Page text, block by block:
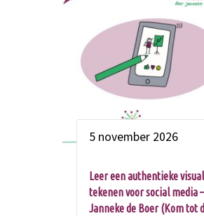
5 november 2026
Leer een authentieke visual
tekenen voor social media
Janneke de Boer (Kom tot